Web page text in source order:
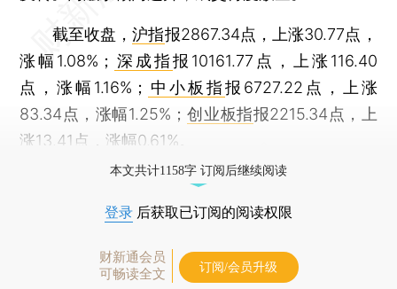
截至收盘，沪指报2867.34点，上涨30.77点，
涨幅1.08%； 深成指报10161.77点，上涨116.40
点，涨幅1.16%； 中小板指报6727.22点，上涨
83.34点，涨幅1.25%； 创业板指报2215.34点，上
涨13.41点，涨幅0.61%。
本文共计1158字 订阅后继续阅读
登录 后获取已订阅的阅读权限
财新通会员
可畅读全文
订阅/会员升级